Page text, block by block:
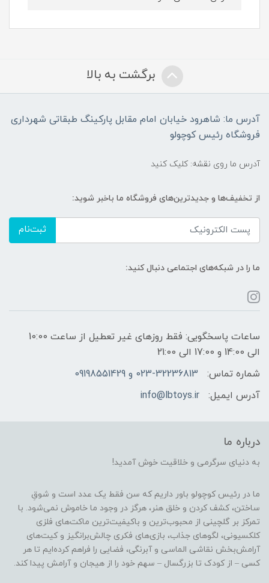
برگشت به بالا
آدرس ما: شاهرود خیابان امام مقابل پارکینگ طبقاتی شهرداری
فروشگاه رئیس کوچولو
آدرس ما روی نقشه: کلیک کنید
از تخفیف‌ها و جدیدترین‌های فروشگاه ما باخبر شوید:
ثبت‌نام
ما را در شبکه‌های اجتماعی دنبال کنید:
ساعات پاسخگویی: فقط روزهای غیر تعطیل از ساعت 10:00
الی 14:00 و 17:00 الی 21:00
شماره تماس:
023-32236813 و 09198551429
آدرس ایمیل:
info@lbtoys.ir
درباره ما
به دنیای سرگرمی و خلاقیت خوش آمدید!
ما در رئیس کوچولو باور داریم که سن فقط یک عدد است و شوقِ
ساختن، کشف کردن و خلق هنر، هرگز در وجود ما خاموش نمی‌شود. با
تمرکز بر گلچینی از محبوب‌ترین و باکیفیت‌ترین ماکت‌های فلزی
کلکسیونی، لگوهای جذاب، بازی‌های فکری چالش‌برانگیز و کیت‌های
آرامش‌بخش نقاشی الماسی و آبرنگی، فضایی را فراهم کرده‌ایم تا هر
کسی – از کودک تا بزرگسال – سهم خود را از هیجان و آرامش پیدا کند.